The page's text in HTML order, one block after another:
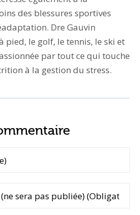
des blessures sportives
Dre Gauvin
pied, le golf, le tennis, le ski et
par tout ce qui touche
à la gestion du stress.